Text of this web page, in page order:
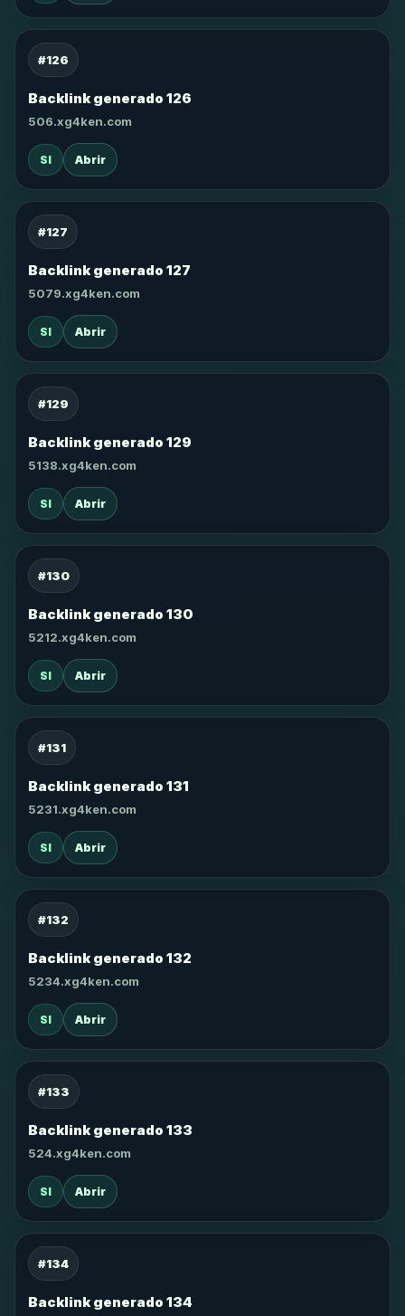
#126
Backlink generado 126
506.xg4ken.com
SI Abrir
#127
Backlink generado 127
5079.xg4ken.com
SI Abrir
#129
Backlink generado 129
5138.xg4ken.com
SI Abrir
#130
Backlink generado 130
5212.xg4ken.com
SI Abrir
#131
Backlink generado 131
5231.xg4ken.com
SI Abrir
#132
Backlink generado 132
5234.xg4ken.com
SI Abrir
#133
Backlink generado 133
524.xg4ken.com
SI Abrir
#134
Backlink generado 134